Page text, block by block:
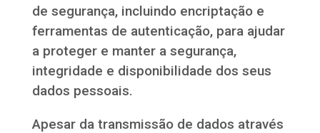
de segurança, incluindo encriptação e
ferramentas de autenticação, para ajudar
a proteger e manter a segurança,
integridade e disponibilidade dos seus
dados pessoais.
Apesar da transmissão de dados através